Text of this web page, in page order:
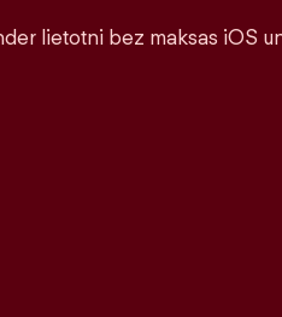
lietotni bez maksas iOS